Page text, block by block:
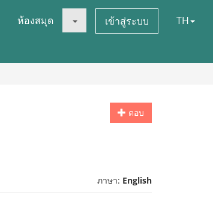
ห้องสมุด เข้าสู่ระบบ TH
ตอบ
ภาษา: English